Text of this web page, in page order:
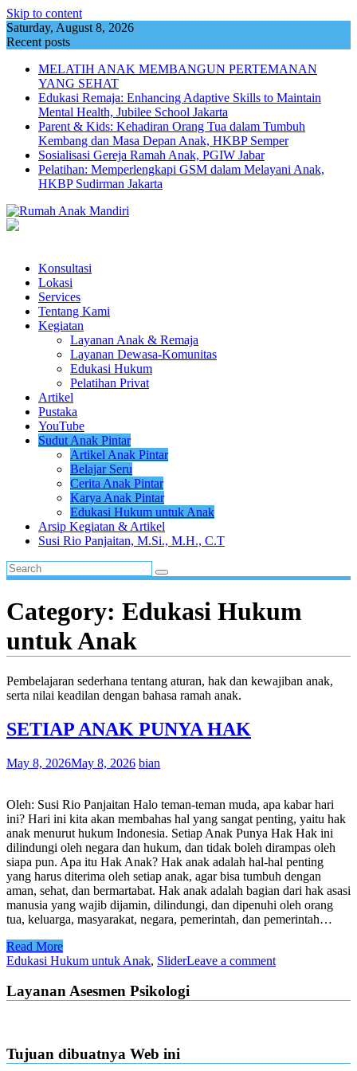
Skip to content
Saturday, August 8, 2026
Recent posts
MELATIH ANAK MEMBANGUN PERTEMANAN
YANG SEHAT
Edukasi Remaja: Enhancing Adaptive Skills to Maintain
Mental Health, Jubilee School Jakarta
Parent & Kids: Kehadiran Orang Tua dalam Tumbuh
Kembang dan Masa Depan Anak, HKBP Semper
Sosialisasi Gereja Ramah Anak, PGIW Jabar
Pelatihan: Memperlengkapi GSM dalam Melayani Anak,
HKBP Sudirman Jakarta
Konsultasi
Lokasi
Services
Tentang Kami
Kegiatan
Layanan Anak & Remaja
Layanan Dewasa-Komunitas
Edukasi Hukum
Pelatihan Privat
Artikel
Pustaka
YouTube
Sudut Anak Pintar
Artikel Anak Pintar
Belajar Seru
Cerita Anak Pintar
Karya Anak Pintar
Edukasi Hukum untuk Anak
Arsip Kegiatan & Artikel
Susi Rio Panjaitan, M.Si., M.H., C.T
Category: Edukasi Hukum
untuk Anak
Pembelajaran sederhana tentang aturan, hak dan kewajiban anak,
serta nilai keadilan dengan bahasa ramah anak.
SETIAP ANAK PUNYA HAK
May 8, 2026May 8, 2026 bian
Oleh: Susi Rio Panjaitan Halo teman-teman muda, apa kabar hari
ini? Hari ini kita akan membahas hal yang sangat penting, yaitu hak
anak menurut hukum Indonesia. Setiap Anak Punya Hak Hak ini
dilindungi oleh negara dan hukum, dan tidak boleh dirampas oleh
siapa pun. Apa itu Hak Anak? Hak anak adalah hal-hal penting
yang harus diterima oleh setiap anak, agar bisa tumbuh dengan
aman, sehat, dan bermartabat. Hak anak adalah bagian dari hak asasi
manusia yang wajib dijamin, dilindungi, dan dipenuhi oleh orang
tua, keluarga, masyarakat, negara, pemerintah, dan pemerintah…
Read More
Edukasi Hukum untuk Anak, SliderLeave a comment
Layanan Asesmen Psikologi
Tujuan dibuatnya Web ini